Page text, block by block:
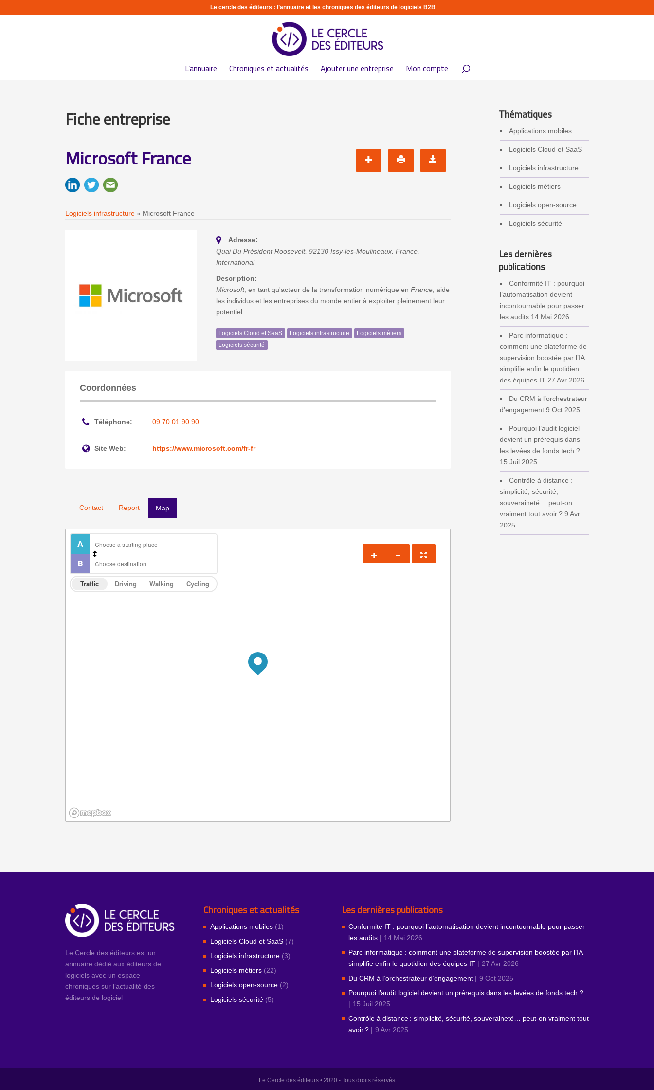
Le cercle des éditeurs : l’annuaire et les chroniques des éditeurs de logiciels B2B
L’annuaire Chroniques et actualités Ajouter une entreprise Mon compte
Fiche entreprise
Microsoft France
Logiciels infrastructure » Microsoft France
Adresse:
Quai Du Président Roosevelt, 92130 Issy-les-Moulineaux, France
International
Description:
Microsoft, en tant qu'acteur de la transformation numérique enFrance , aide
les individus et les entreprises du monde entier à exploiter pleinement leur
potentiel.
Logiciels Cloud et SaaS Logiciels infrastructure
Logiciels métiers
Logiciels sécurité
Coordonnées
Téléphone: 09 70 01 90 90
Site Web: https://www.microsoft.com/fr-fr
Contact Report Map
Traffic Driving Walking Cycling
Thématiques
Applications mobiles
Logiciels Cloud et SaaS
Logiciels infrastructure
Logiciels métiers
Logiciels open-source
Logiciels sécurité
Les dernières
publications
Conformité IT : pourquoi
l’automatisation devient
incontournable pour passer
les audits 14 Mai 2026
Parc informatique :
comment une plateforme de
supervision boostée par l’IA
simplifie enfin le quotidien
des équipes IT 27 Avr 2026
Du CRM à l’orchestrateur
d’engagement 9 Oct 2025
Pourquoi l’audit logiciel
devient un prérequis dans
les levées de fonds tech ?
15 Juil 2025
Contrôle à distance :
simplicité, sécurité,
souveraineté… peut‑on
vraiment tout avoir ? 9 Avr
2025
Le Cercle des éditeurs est un
annuaire dédié aux éditeurs de
logiciels avec un espace
chroniques sur l’actualité des
éditeurs de logiciel
Chroniques et actualités
Applications mobiles(1)
Logiciels Cloud et SaaS(7)
Logiciels infrastructure(3)
Logiciels métiers(22)
Logiciels open-source(2)
Logiciels sécurité(5)
Les dernières publications
Conformité IT : pourquoi l’automatisation devient incontournable pour passer
les audits
14 Mai 2026
Parc informatique : comment une plateforme de supervision boostée par l’IA
simplifie enfin le quotidien des équipes IT
27 Avr 2026
Du CRM à l’orchestrateur d’engagement
9 Oct 2025
Pourquoi l’audit logiciel devient un prérequis dans les levées de fonds tech ?
15 Juil 2025
Contrôle à distance : simplicité, sécurité, souveraineté… peut‑on vraiment tout
avoir ?
9 Avr 2025
Le Cercle des éditeurs • 2020 - Tous droits réservés